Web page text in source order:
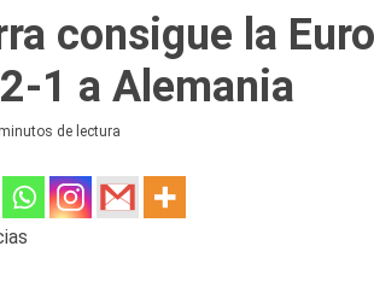
consigue la
1 a Alemania
de lectura